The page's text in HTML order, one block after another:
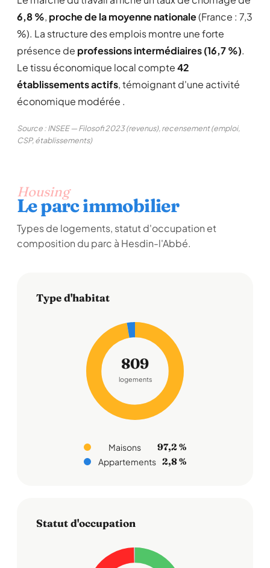
6,8 %, proche de la moyenne nationale(France : 7,3
%). La structure des emplois montre une forte
présence de professions intermédiaires (16,7 %).
Le tissu économique local compte42
établissements actifs, témoignant d'une activité
économique modérée .
Source : INSEE — Filosofi 2023 (revenus), recensement (emploi,
CSP, établissements)
Housing
Le parc immobilier
Types de logements, statut d'occupation et
composition du parc à Hesdin-l'Abbé.
Type d'habitat
809
logements
Maisons 97,2 %
Appartements 2,8 %
Statut d'occupation